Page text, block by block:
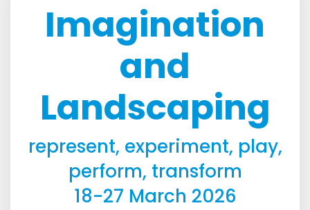
Imagination
and
Landscaping
represent, experiment, play,
perform, transform
18-27 March 2026